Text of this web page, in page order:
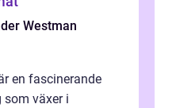
Westman
en fascinerande
växer i